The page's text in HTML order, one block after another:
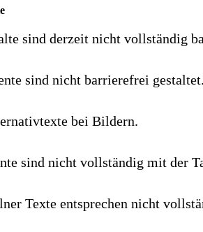
sind derzeit nicht vollständig
sind nicht barrierefrei gestaltet.
bei Bildern.
sind nicht vollständig mit der
Texte entsprechen nicht